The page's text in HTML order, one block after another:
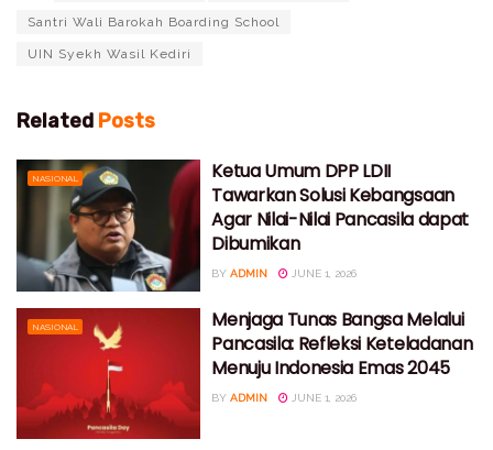
Santri Wali Barokah Boarding School
UIN Syekh Wasil Kediri
Related Posts
NASIONAL
Ketua Umum DPP LDII
Tawarkan Solusi Kebangsaan
Agar Nilai-Nilai Pancasila dapat
Dibumikan
BY ADMIN JUNE 1, 2026
NASIONAL
Menjaga Tunas Bangsa Melalui
Pancasila: Refleksi Keteladanan
Menuju Indonesia Emas 2045
BY ADMIN JUNE 1, 2026